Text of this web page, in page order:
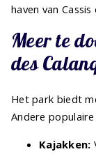
haven van
Meer te
des
Het park biedt
Andere
Kajakken: